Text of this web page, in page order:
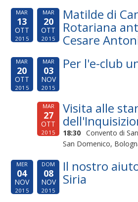
MAR
13
OTT
2015
MAR
20
OTT
2015
Matilde di
Rotariana
Cesare
MAR
20
OTT
2015
MAR
03
NOV
2015
Per l'e-club
MAR
27
OTT
2015
Visita alle
18:30 Convento di
San Domenico,
MER
04
NOV
2015
DOM
08
NOV
2015
Il nostro
Siria